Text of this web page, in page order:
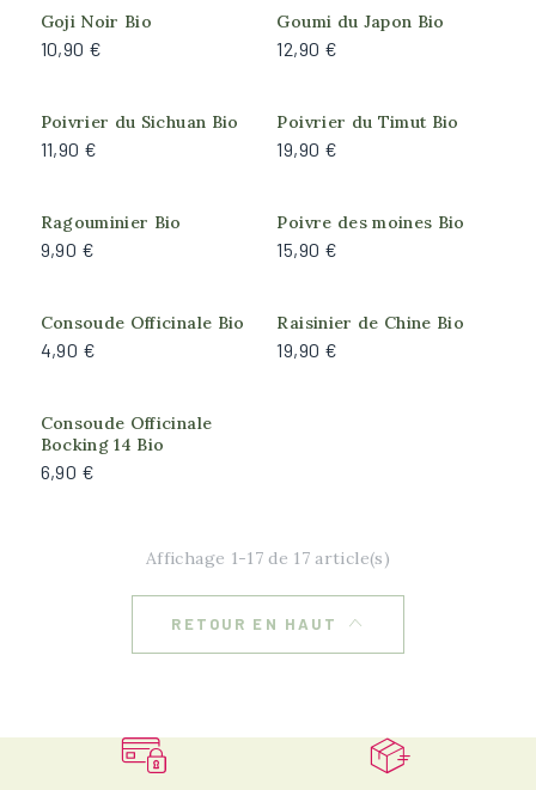
Modéré
Rusticité
Forte (résiste à -18°C)
Moyenne (résiste à -10°C)
Exposition
Ombre du matin, Soleil de l'après-midi
Plein soleil
Goji Noir Bio
10,90 €
Goumi du Japon Bio
12,90 €
Poivrier du Sichuan Bio
11,90 €
Poivrier du Timut Bio
19,90 €
Ragouminier Bio
9,90 €
Poivre des moines Bio
15,90 €
Produit actuellement
indisponible
Consoude Officinale Bio
4,90 €
Produit actuellement
indisponible
Raisinier de Chine Bio
19,90 €
Produit actuellement
indisponible
Consoude Officinale
Bocking 14 Bio
6,90 €
Affichage 1-17 de 17 article(s)
RETOUR EN HAUT